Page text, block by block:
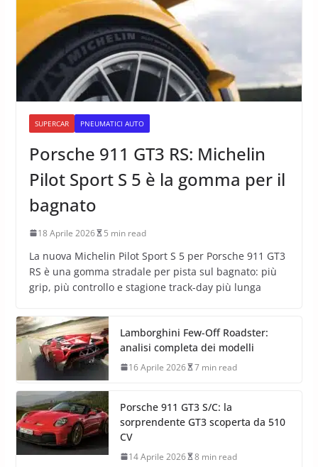
SUPERCAR PNEUMATICI AUTO
Porsche 911 GT3 RS: Michelin
Pilot Sport S 5 è la gomma per il
bagnato
18 Aprile 2026 5 min read
La nuova Michelin Pilot Sport S 5 per Porsche 911 GT3
RS è una gomma stradale per pista sul bagnato: più
grip, più controllo e stagione track-day più lunga
Lamborghini Few-Off Roadster:
analisi completa dei modelli
16 Aprile 2026 7 min read
Porsche 911 GT3 S/C: la
sorprendente GT3 scoperta da 510
CV
14 Aprile 2026 8 min read